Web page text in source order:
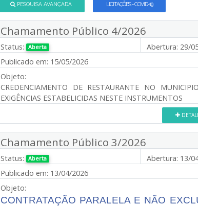
PESQUISA AVANÇADA LICITAÇÕES - COVID-19
Chamamento Público 4/2026
Status: Aberta Abertura: 29/
Publicado em: 15/05/2026
Objeto:
CREDENCIAMENTO DE RESTAURANTE NO
EXIGÊNCIAS ESTABELICIDAS NESTE INSTRUMENTOS
Chamamento Público 3/2026
Status: Aberta Abertura: 13/
Publicado em: 13/04/2026
Objeto:
CONTRATAÇÃO PARALELA E NÃO